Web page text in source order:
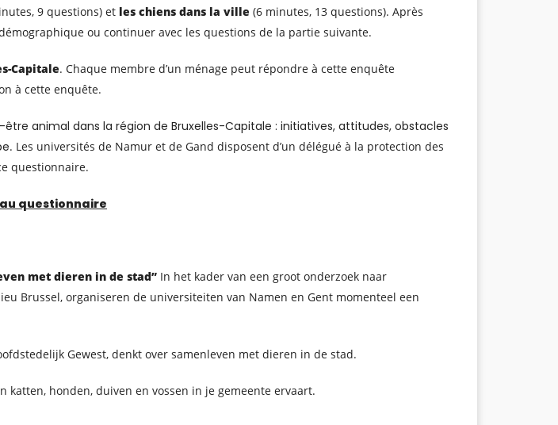
9 questions) et les chiens dans la ville (6 minutes, 13 questions). Après
ou continuer avec les questions de la partie suivante.
Capitale. Chaque membre d’un ménage peut répondre à cette enquête
à cette enquête.
être animal dans la région de Bruxelles-Capitale : initiatives, attitudes, obstacles
. Les universités de Namur et de Gand disposent d’un délégué à la protection des
questionnaire.
questionnaire
met dieren in de stad” In het kader van een groot onderzoek naar
Brussel, organiseren de universiteiten van Namen en Gent momenteel een
Gewest, denkt over samenleven met dieren in de stad.
honden, duiven en vossen in je gemeente ervaart.